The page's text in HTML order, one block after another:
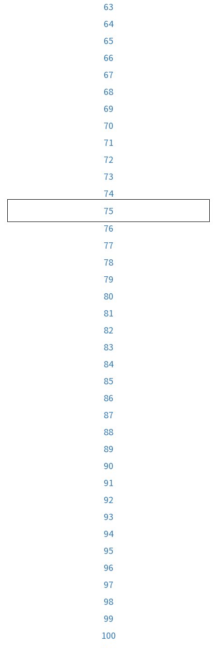
63
64
65
66
67
68
69
70
71
72
73
74
75
76
77
78
79
80
81
82
83
84
85
86
87
88
89
90
91
92
93
94
95
96
97
98
99
100